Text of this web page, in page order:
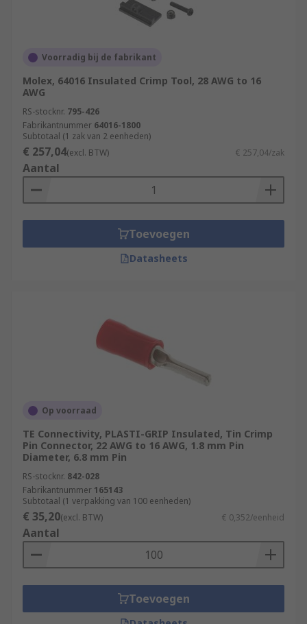
Voorradig bij de fabrikant
Molex, 64016 Insulated Crimp Tool, 28 AWG to 16
AWG
RS-stocknr. 795-426
Fabrikantnummer 64016-1800
Subtotaal (1 zak van 2 eenheden)
€ 257,04(excl. BTW) € 257,04/zak
Aantal
Toevoegen
Datasheets
Op voorraad
TE Connectivity, PLASTI-GRIP Insulated, Tin Crimp
Pin Connector, 22 AWG to 16 AWG, 1.8 mm Pin
Diameter, 6.8 mm Pin
RS-stocknr. 842-028
Fabrikantnummer 165143
Subtotaal (1 verpakking van 100 eenheden)
€ 35,20(excl. BTW) € 0,352/eenheid
Aantal
Toevoegen